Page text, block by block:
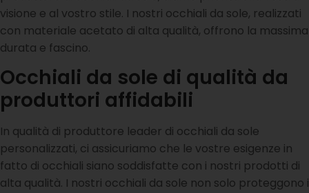
visione e al vostro stile. I nostri occhiali da sole, realizzati
con materiale acetato di alta qualità, offrono la massima
durata e fascino.
Occhiali da sole di qualità da
produttori affidabili
In qualità di produttore leader di occhiali da sole
personalizzati, ci assicuriamo che le vostre esigenze in
fatto di occhiali siano soddisfatte con i nostri prodotti di
alta qualità. I nostri occhiali da sole non solo proteggono i